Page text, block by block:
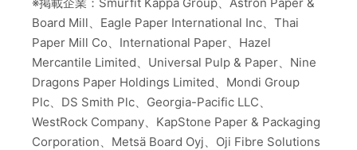
Board Mill、Eagle Paper International Inc、Thai
Paper Mill Co、International Paper、Hazel
Mercantile Limited、Universal Pulp & Paper、Nine
Dragons Paper Holdings Limited、Mondi Group
Plc、DS Smith Plc、Georgia-Pacific LLC、
WestRock Company、KapStone Paper & Packaging
Corporation、Metsä Board Oyj、Oji Fibre Solutions